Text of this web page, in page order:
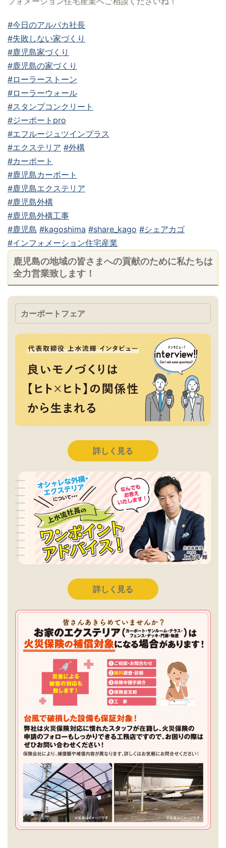
#今日のアルパカ社長
#失敗しない家づくり
#鹿児島家づくり
#鹿児島の家づくり
#ローラーストーン
#ローラーウォール
#スタンプコンクリート
#ジーポートpro
#エフルージュツインプラス
#エクステリア #外構
#カーポート
#鹿児島カーポート
#鹿児島エクステリア
#鹿児島外構
#鹿児島外構工事
#鹿児島 #kagoshima #share_kago #シェアカゴ
#インフォメーション住宅産業
鹿児島の地域の皆さまへの貢献のために私たちは
全力営業致します！
カーポートフェア
詳しく見る
詳しく見る